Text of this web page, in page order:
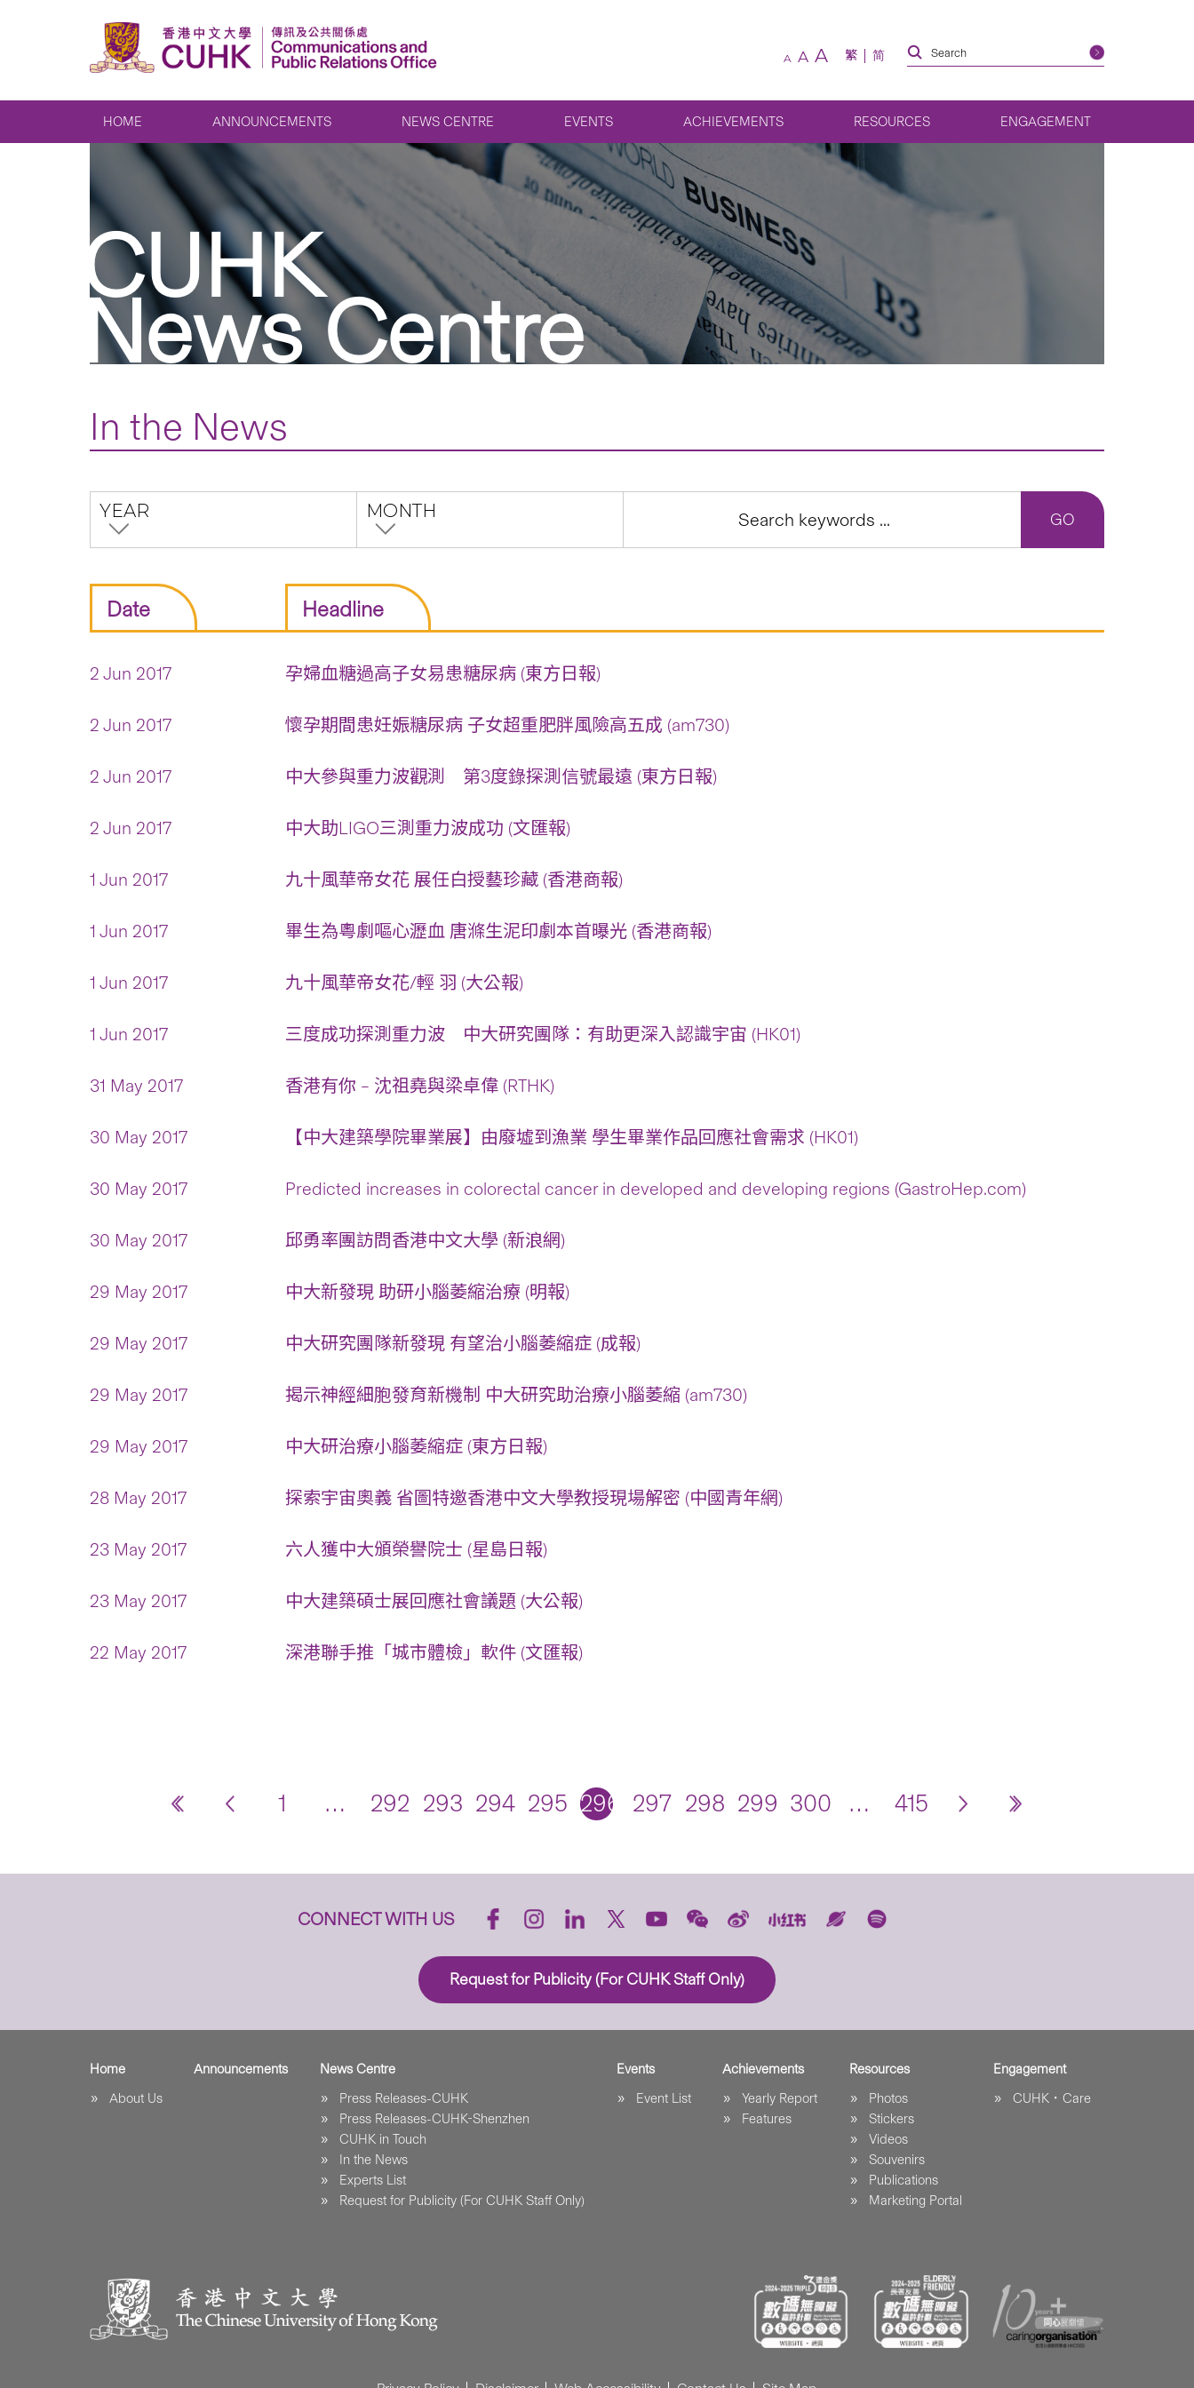
A A A 繁 简
HOME ANNOUNCEMENTS NEWS CENTRE EVENTS ACHIEVEMENTS RESOURCES ENGAGEMENT
CUHK
News Centre
In the News
YEAR MONTH
Date Headline
2 Jun 2017 孕婦血糖過高子女易患糖尿病 (東方日報)
2 Jun 2017 懷孕期間患妊娠糖尿病 子女超重肥胖風險高五成 (am730)
2 Jun 2017 中大參與重力波觀測 第3度錄探測信號最遠 (東方日報)
2 Jun 2017 中大助LIGO三測重力波成功 (文匯報)
1 Jun 2017 九十風華帝女花 展任白授藝珍藏 (香港商報)
1 Jun 2017 畢生為粵劇嘔心瀝血 唐滌生泥印劇本首曝光 (香港商報)
1 Jun 2017 九十風華帝女花/輕 羽 (大公報)
1 Jun 2017 三度成功探測重力波 中大研究團隊：有助更深入認識宇宙 (HK01)
31 May 2017 香港有你 – 沈祖堯與梁卓偉 (RTHK)
30 May 2017 【中大建築學院畢業展】由廢墟到漁業 學生畢業作品回應社會需求 (HK01)
30 May 2017 Predicted increases in colorectal cancer in developed and developing regions (GastroHep.com)
30 May 2017 邱勇率團訪問香港中文大學 (新浪網)
29 May 2017 中大新發現 助研小腦萎縮治療 (明報)
29 May 2017 中大研究團隊新發現 有望治小腦萎縮症 (成報)
29 May 2017 揭示神經細胞發育新機制 中大研究助治療小腦萎縮 (am730)
29 May 2017 中大研治療小腦萎縮症 (東方日報)
28 May 2017 探索宇宙奧義 省圖特邀香港中文大學教授現場解密 (中國青年網)
23 May 2017 六人獲中大頒榮譽院士 (星島日報)
23 May 2017 中大建築碩士展回應社會議題 (大公報)
22 May 2017 深港聯手推「城市體檢」軟件 (文匯報)
1 … 292 293 294 295 296 297 298 299 300 … 415
CONNECT WITH US
Request for Publicity (For CUHK Staff Only)
Home
About Us
Announcements
News Centre
Press Releases-CUHK
Press Releases-CUHK-Shenzhen
CUHK in Touch
In the News
Experts List
Request for Publicity (For CUHK Staff Only)
Events
Event List
Achievements
Yearly Report
Features
Resources
Photos
Stickers
Videos
Souvenirs
Publications
Marketing Portal
Engagement
CUHK．Care